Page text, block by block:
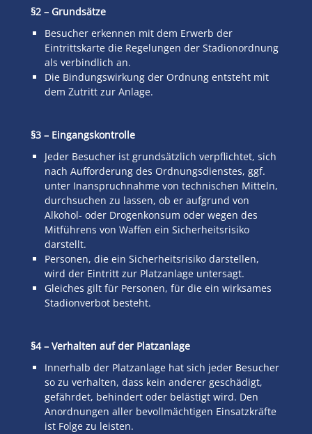
§2 – Grundsätze
Besucher erkennen mit dem Erwerb der
Eintrittskarte die Regelungen der Stadionordnung
als verbindlich an.
Die Bindungswirkung der Ordnung entsteht mit
dem Zutritt zur Anlage.
§3 – Eingangskontrolle
Jeder Besucher ist grundsätzlich verpflichtet, sich
nach Aufforderung des Ordnungsdienstes, ggf.
unter Inanspruchnahme von technischen Mitteln,
durchsuchen zu lassen, ob er aufgrund von
Alkohol- oder Drogenkonsum oder wegen des
Mitführens von Waffen ein Sicherheitsrisiko
darstellt.
Personen, die ein Sicherheitsrisiko darstellen,
wird der Eintritt zur Platzanlage untersagt.
Gleiches gilt für Personen, für die ein wirksames
Stadionverbot besteht.
§4 – Verhalten auf der Platzanlage
Innerhalb der Platzanlage hat sich jeder Besucher
so zu verhalten, dass kein anderer geschädigt,
gefährdet, behindert oder belästigt wird. Den
Anordnungen aller bevollmächtigen Einsatzkräfte
ist Folge zu leisten.